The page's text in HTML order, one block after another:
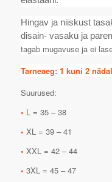
Hingav ja niiskust
disain- vasaku ja
tagab mugavuse ja ei
Tarneaeg: 1 kuni 2
Suurused:
• L = 35 – 38
• XL = 39 – 41
• XXL = 42 – 44
• 3XL = 45 – 47